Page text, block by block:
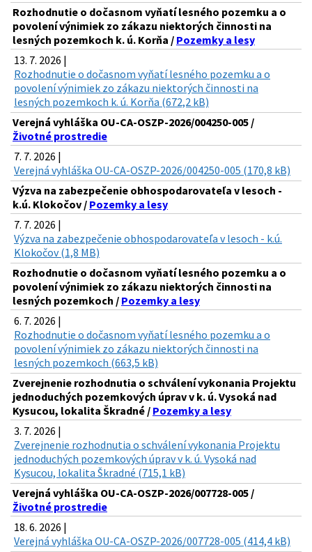
Rozhodnutie o dočasnom vyňatí lesného pozemku a o
povolení výnimiek zo zákazu niektorých činnosti na
lesných pozemkoch k. ú. Korňa / Pozemky a lesy
13. 7. 2026 |
Rozhodnutie o dočasnom vyňatí lesného pozemku a o
povolení výnimiek zo zákazu niektorých činnosti na
lesných pozemkoch k. ú. Korňa (672,2 kB)
Verejná vyhláška OU-CA-OSZP-2026/004250-005 /
Životné prostredie
7. 7. 2026 |
Verejná vyhláška OU-CA-OSZP-2026/004250-005 (170,8 kB)
Výzva na zabezpečenie obhospodarovateľa v lesoch -
k.ú. Klokočov / Pozemky a lesy
7. 7. 2026 |
Výzva na zabezpečenie obhospodarovateľa v lesoch - k.ú.
Klokočov (1,8 MB)
Rozhodnutie o dočasnom vyňatí lesného pozemku a o
povolení výnimiek zo zákazu niektorých činnosti na
lesných pozemkoch / Pozemky a lesy
6. 7. 2026 |
Rozhodnutie o dočasnom vyňatí lesného pozemku a o
povolení výnimiek zo zákazu niektorých činnosti na
lesných pozemkoch (663,5 kB)
Zverejnenie rozhodnutia o schválení vykonania Projektu
jednoduchých pozemkových úprav v k. ú. Vysoká nad
Kysucou, lokalita Škradné / Pozemky a lesy
3. 7. 2026 |
Zverejnenie rozhodnutia o schválení vykonania Projektu
jednoduchých pozemkových úprav v k. ú. Vysoká nad
Kysucou, lokalita Škradné (715,1 kB)
Verejná vyhláška OU-CA-OSZP-2026/007728-005 /
Životné prostredie
18. 6. 2026 |
Verejná vyhláška OU-CA-OSZP-2026/007728-005 (414,4 kB)